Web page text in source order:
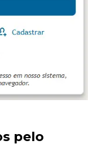
pelo